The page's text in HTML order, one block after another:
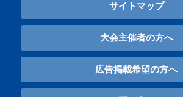
サイトマップ
大会主催者の方へ
広告掲載希望の方へ